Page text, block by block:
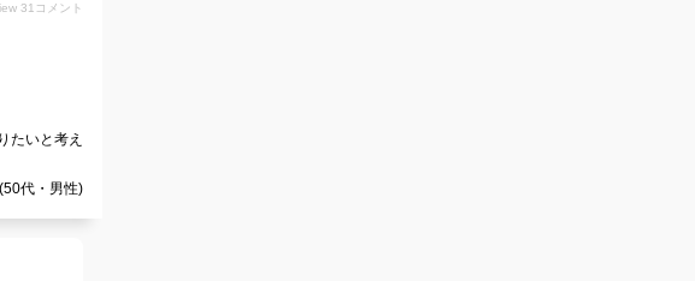
31 コメント
たいと考え
代・男性)